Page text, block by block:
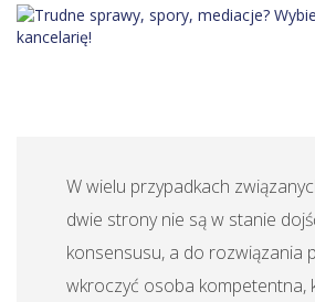
W wielu przypadkach
dwie strony nie są w stanie
konsensusu, a do rozwiązania
wkroczyć osoba kompetentna,